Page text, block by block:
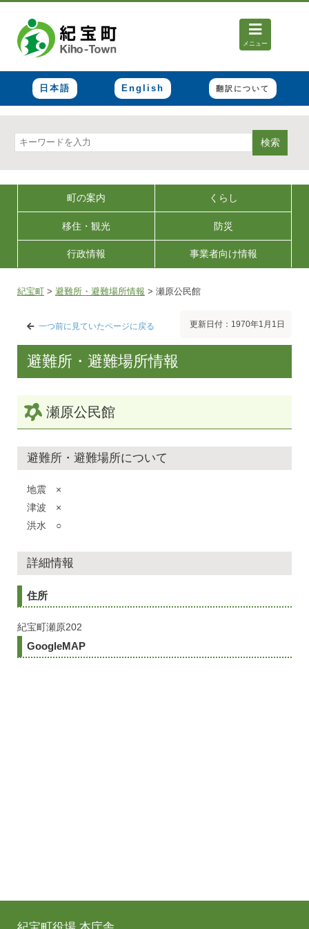
メニュー
日本語 English 翻訳について
検索
町の案内 くらし
移住・観光 防災
行政情報 事業者向け情報
紀宝町 > 避難所・避難場所情報 > 瀬原公民館
一つ前に見ていたページに戻る 更新日付：1970年1月1日
避難所・避難場所情報
瀬原公民館
避難所・避難場所について
地震 ×
津波 ×
洪水 ○
詳細情報
住所
紀宝町瀬原202
GoogleMAP